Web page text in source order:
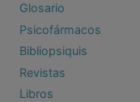
Glosario
Psicofármacos
Bibliopsiquis
Revistas
Libros